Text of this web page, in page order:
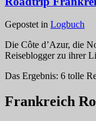
Gepostet in Logbuch
Die Côte d’Azur, die
Reiseblogger zu ihrer
Das Ergebnis: 6 tolle
Frankreich